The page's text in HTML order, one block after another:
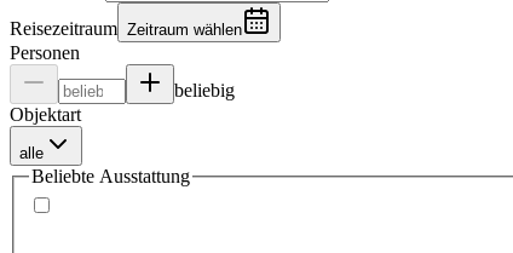
Reisezeitraum Zeitraum wählen
Personen
beliebig
Objektart
alle
Beliebte Ausstattung